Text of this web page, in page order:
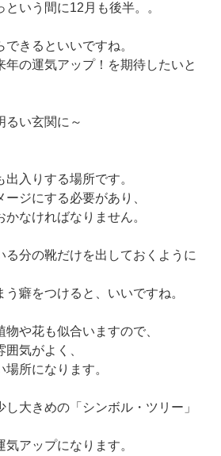
いう間に12月も後半。。
きるといいですね。
年の運気アップ！を期待したいと
るい玄関に～
入りする場所です。
ジにする必要があり、
なければなりません。
る分の靴だけを出しておくように
癖をつけると、いいですね。
や花も似合いますので、
気がよく、
所になります。
大きめの「シンボル・ツリー」
アップになります。